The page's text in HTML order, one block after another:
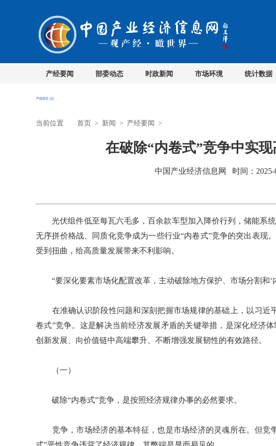
产经要闻 部委动态 时政新闻 市场环境 统计数据
当前位置 首页 > 新闻 > 产经要闻 >
在破除“内卷式”竞争中实
中国产业经济信息网 时间：2025-
光伏组件低至每瓦六毛多，百余款车型加入降价行列，储能系
无序拼价格战、同质化竞争成为一些行业“内卷式”竞争的突出表现
受到扭曲，给高质量发展带来不利影响。
“要深化要素市场化配置改革，主动破除地方保护、市场分割和‘
在准确认识阶段性问题和深刻把握市场规律的基础上，以习近
卷式”竞争。这是解决当前经济发展矛盾的关键举措，是深化经济
创新发展、向价值链中高端攀升、不断增强发展韧性的有效路径。
（一）
破除“内卷式”竞争，是按照经济规律办事的必然要求。
竞争，市场经济的基本特征，也是市场经济的灵魂所在。但竞